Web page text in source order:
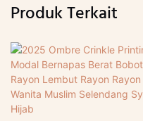
Produk Terkait